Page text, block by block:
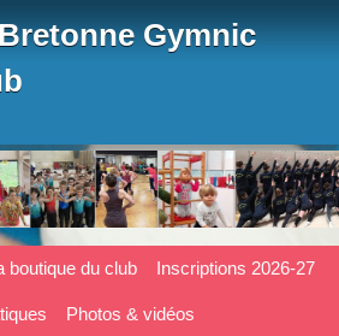
Gymnic
boutique du club Inscriptions 2026-27
Photos & vidéos
cookies